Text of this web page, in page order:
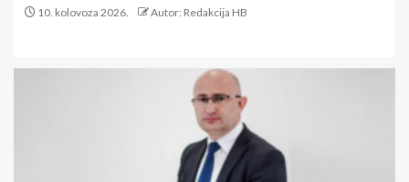
10. kolovoza 2026. Autor: Redakcija HB